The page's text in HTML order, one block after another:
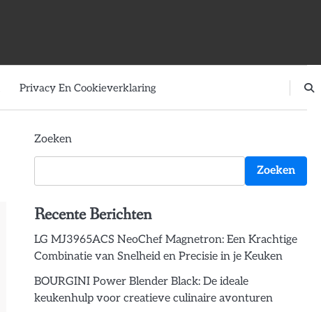
Privacy En Cookieverklaring
Zoeken
Zoeken
Recente Berichten
LG MJ3965ACS NeoChef Magnetron: Een Krachtige
Combinatie van Snelheid en Precisie in je Keuken
BOURGINI Power Blender Black: De ideale
keukenhulp voor creatieve culinaire avonturen